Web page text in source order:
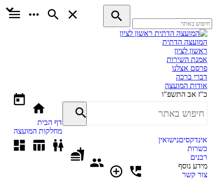
המועצה הדתית
ראשון לציון
אמנת השירות
פרסם אצלנו
דברי ברכה
אודות המועצה
כ"ז אב התשפ"ו
דף הבית
מחלקות המועצה
אינדקסיםנישואין
כשרות
רבנים
מידע נוסף
צור קשר